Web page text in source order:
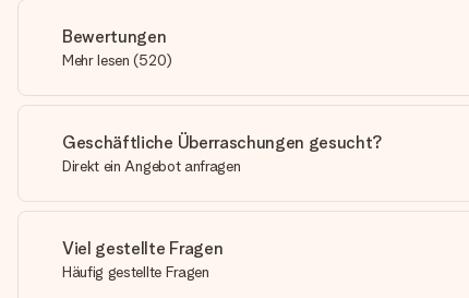
Bewertungen
Mehr lesen (520)
Geschäftliche Überraschungen gesucht?
Direkt ein Angebot anfragen
Viel gestellte Fragen
Häufig gestellte Fragen